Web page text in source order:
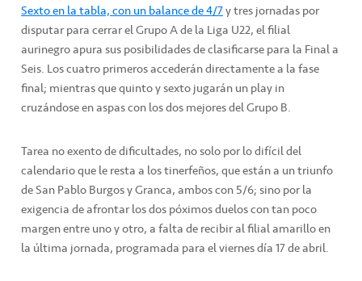
Sexto en la tabla, con un balance de 4/7y tres jornadas por
disputar para cerrar el Grupo A de la Liga U22, el filial
aurinegro apura sus posibilidades de clasificarse para la Final a
Seis. Los cuatro primeros accederán directamente a la fase
final; mientras que quinto y sexto jugarán un play in
cruzándose en aspas con los dos mejores del Grupo B.
Tarea no exento de dificultades, no solo por lo difícil del
calendario que le resta a los tinerfeños, que están a un triunfo
de San Pablo Burgos y Granca, ambos con 5/6; sino por la
exigencia de afrontar los dos póximos duelos con tan poco
margen entre uno y otro, a falta de recibir al filial amarillo en
la última jornada, programada para el viernes día 17 de abril.